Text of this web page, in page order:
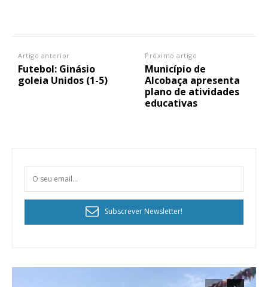
Artigo anterior
Futebol: Ginásio
goleia Unidos (1-5)
Próximo artigo
Município de
Alcobaça apresenta
plano de atividades
educativas
Subscrever Newsletter!